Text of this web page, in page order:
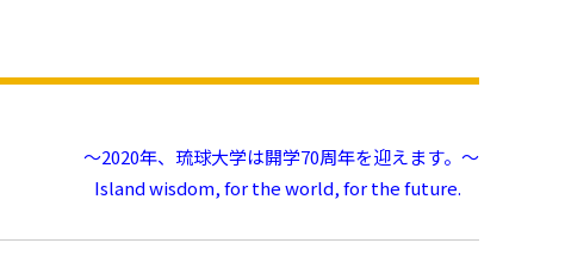
～2020年、琉球大学は開学70周年を迎えます。～
Island wisdom, for the world, for the future.